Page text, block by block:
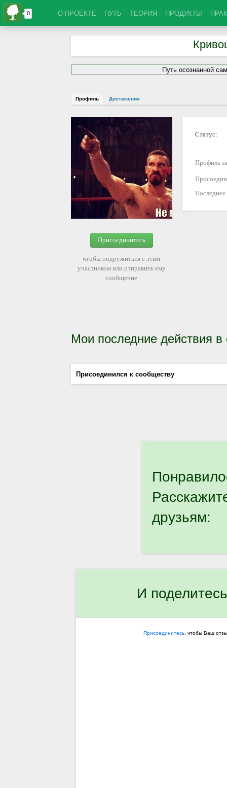
О ПРОЕКТЕ ПУТЬ ТЕОРИЯ ПРОДУКТЫ
Путь осознанной
Профиль Достижения
Присоединитесь
чтобы подружиться с этим
участником или отправить ему
сообщение
Статус:
Профиль
Мои последние действия
Присоединился к сообществу
друзьям:
И
Присоединитесь , чтобы Ваш